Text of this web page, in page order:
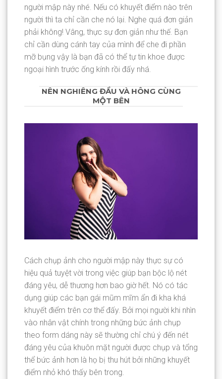
người mập này nhé. Nếu có khuyết điểm nào trên
người thì ta chỉ cần che nó lại. Nghe quá đơn giản
phải không! Vâng, thực sự đơn giản như thế. Bạn
chỉ cần dùng cánh tay của mình để che đi phần
mỡ bụng vậy là bạn đã có thể tự tin khoe được
ngoại hình trước ống kính rồi đấy nhá.
NÊN NGHIÊNG ĐẦU VÀ HÔNG CÙNG
MỘT BÊN
Cách chụp ảnh cho người mập này thực sự có
hiệu quả tuyệt vời trong việc giúp bạn bộc lộ nét
đáng yêu, dễ thương hơn bao giờ hết. Nó có tác
dụng giúp các bạn gái mũm mĩm ẩn đi kha khá
khuyết điểm trên cơ thể đấy. Bởi mọi người khi nhìn
vào nhân vật chính trong những bức ảnh chụp
theo form dáng này sẽ thường chỉ chú ý đến nét
đáng yêu của khuôn mặt người được chụp và tổng
thể bức ảnh hơn là họ bị thu hút bởi những khuyết
điểm nhỏ khó thấy bên trong.